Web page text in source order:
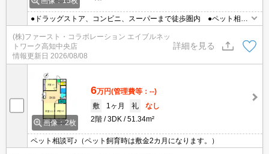
●ドラッグストア、コンビニ、スーパーまで徒歩圏内 ●ペット相談
可♪ ●エアコンあり
(株)ファースト・コラボレーション エイブルネッ
トワーク高知中央店
情報更新日 2026/08/08
詳細を見る
画像：2枚
6万円(管理費等：--)
敷
1ヶ月 礼
なし
2階
3DK 51.34m²
ペット相談可♪（ペット飼育時は敷金2カ月になります。）